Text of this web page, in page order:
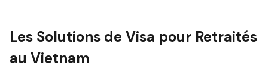
Les Solutions de Visa pour Retraités
au Vietnam